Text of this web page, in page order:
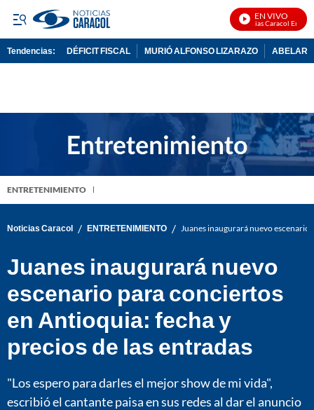
EN VIVO
Noticias Caracol En Vivo
Tendencias: DÉFICIT FISCAL MURIÓ ALFONSO LIZARAZO
ENTRETENIMIENTO
Noticias Caracol / ENTRETENIMIENTO / Juanes inaugurará nuevo
Juanes inaugurará nuevo
escenario para conciertos
en Antioquia: fecha y
precios de las entradas
"Los espero para darles el mejor show de mi vida",
escribió el cantante paisa en sus redes al dar el anuncio